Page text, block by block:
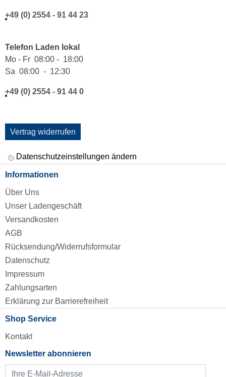
+49 (0) 2554 - 91 44 23
Telefon Laden lokal
Mo - Fr 08:00 - 18:00
Sa 08:00 - 12:30
+49 (0) 2554 - 91 44 0
Vertrag widerrufen
Datenschutzeinstellungen ändern
Informationen
Über Uns
Unser Ladengeschäft
Versandkosten
AGB
Rücksendung/Widerrufsformular
Datenschutz
Impressum
Zahlungsarten
Erklärung zur Barrierefreiheit
Shop Service
Kontakt
Newsletter abonnieren